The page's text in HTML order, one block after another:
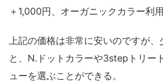
＋1,000円、オーガニックカラー利用
上記の価格は非常に安いのですが
と、N.ドットカラーや3stepトリー
ューを選ぶことができる。